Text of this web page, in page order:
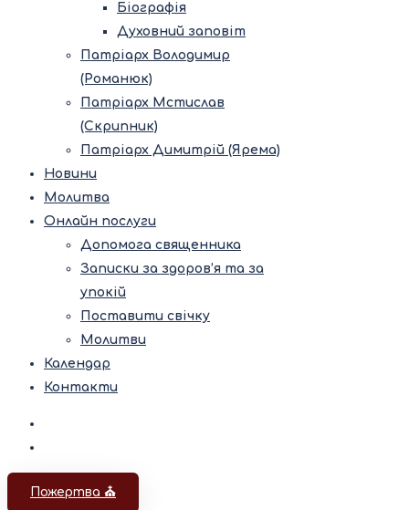
Біографія
Духовний заповіт
Патріарх Володимир
(Романюк)
Патріарх Мстислав
(Скрипник)
Патріарх Димитрій (Ярема)
Новини
Молитва
Онлайн послуги
Допомога священника
Записки за здоров’я та за
упокій
Поставити свічку
Молитви
Календар
Контакти
Пожертва ⛪️